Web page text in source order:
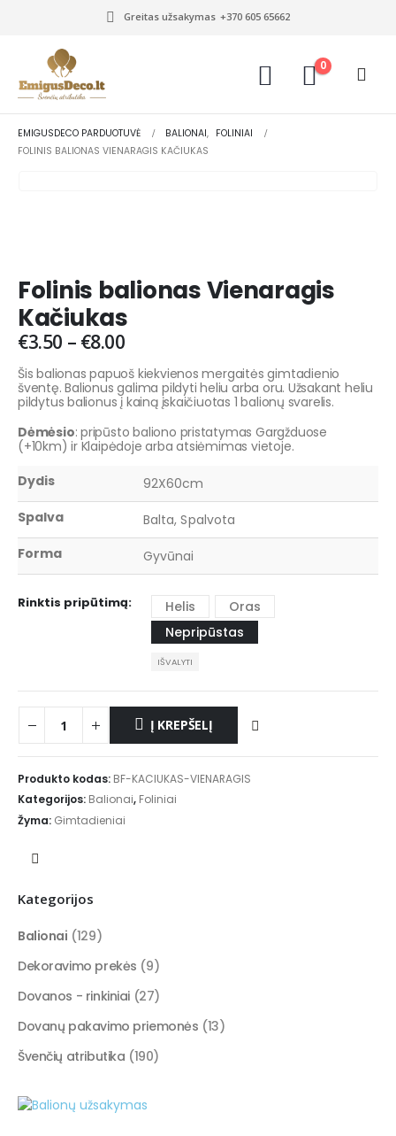
Greitas užsakymas +370 605 65662
0
EMIGUSDECO PARDUOTUVĖ BALIONAI, FOLINIAI
FOLINIS BALIONAS VIENARAGIS KAČIUKAS
Folinis balionas Vienaragis
Kačiukas
€3.50 – €8.00
Šis balionas papuoš kiekvienos mergaitės gimtadienio
šventę. Balionus galima pildyti heliu arba oru. Užsakant heliu
pildytus balionus į kainą įskaičiuotas 1 balionų svarelis.
Dėmėsio: pripūsto baliono pristatymas Gargžduose
(+10km) ir Klaipėdoje arba atsiėmimas vietoje.
Dydis
92X60cm
Spalva
Balta, Spalvota
Forma
Gyvūnai
Rinktis pripūtimą Helis
Oras
Nepripūstas
IŠVALYTI
Į KREPŠELĮ
Produkto kodas: BF-KACIUKAS-VIENARAGIS
Kategorijos: Balionai, Foliniai
Žyma: Gimtadieniai
Kategorijos
Balionai (129)
Dekoravimo prekės (9)
Dovanos - rinkiniai (27)
Dovanų pakavimo priemonės (13)
Švenčių atributika (190)